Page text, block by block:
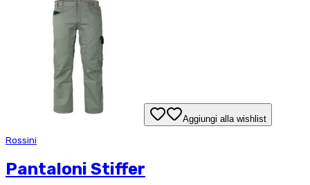
Aggiungi alla wishlist
Rossini
Pantaloni Stiffer